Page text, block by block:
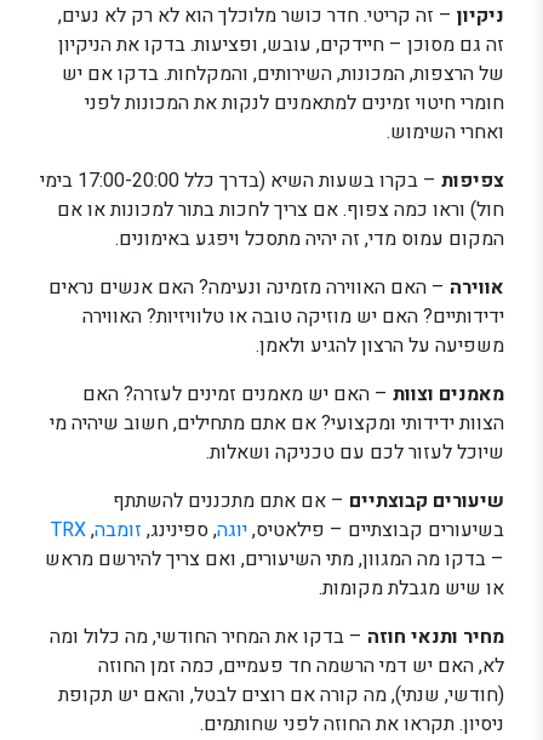
ניקיון – זה קריטי. חדר כושר מלוכלך הוא לא רק לא נעים,
זה גם מסוכן – חיידקים, עובש, ופציעות. בדקו את הניקיון
של הרצפות, המכונות, השירותים, והמקלחות. בדקו אם יש
חומרי חיטוי זמינים למתאמנים לנקות את המכונות לפני
ואחרי השימוש.
צפיפות
– בקרו בשעות השיא (בדרך כלל 17:00-20:00 בימי
חול) וראו כמה צפוף. אם צריך לחכות בתור למכונות או אם
המקום עמוס מדי, זה יהיה מתסכל ויפגע באימונים.
אווירה – האם האווירה מזמינה ונעימה? האם אנשים נראים
ידידותיים? האם יש מוזיקה טובה או טלוויזיות? האווירה
משפיעה על הרצון להגיע ולאמן.
מאמנים וצוות – האם יש מאמנים זמינים לעזרה? האם
הצוות ידידותי ומקצועי? אם אתם מתחילים, חשוב שיהיה מי
שיוכל לעזור לכם עם טכניקה ושאלות.
שיעורים קבוצתיים – אם אתם מתכננים להשתתף
בשיעורים קבוצתיים – פילאטיס,יוגה, ספינינג, זומבה,
TRX
– בדקו מה המגוון, מתי השיעורים, ואם צריך להירשם מראש
או שיש מגבלת מקומות.
מחיר ותנאי חוזה – בדקו את המחיר החודשי, מה כלול ומה
לא, האם יש דמי הרשמה חד פעמיים, כמה זמן החוזה
(חודשי, שנתי), מה קורה אם רוצים לבטל, והאם יש תקופת
ניסיון. תקראו את החוזה לפני שחותמים.